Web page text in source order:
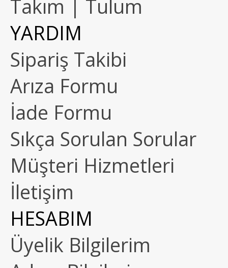
Takım | Tulum
YARDIM
Sipariş Takibi
Arıza Formu
İade Formu
Sıkça Sorulan Sorular
Müşteri Hizmetleri
İletişim
HESABIM
Üyelik Bilgilerim